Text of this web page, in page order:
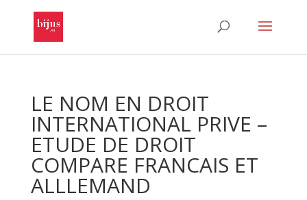
LE NOM EN DROIT
INTERNATIONAL PRIVE –
ETUDE DE DROIT
COMPARE FRANCAIS ET
ALLLEMAND